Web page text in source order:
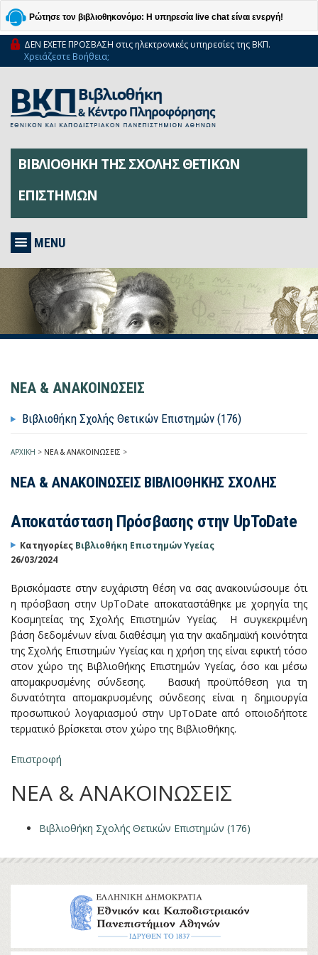
Ρώτησε τον βιβλιοθηκονόμο: Η υπηρεσία live chat είναι ενεργή!
ΔΕΝ ΕΧΕΤΕ ΠΡΟΣΒΑΣΗ στις ηλεκτρονικές υπηρεσίες της ΒΚΠ.
Χρειάζεστε Βοήθεια;
ΒΙΒΛΙΟΘΗΚΗ ΤΗΣ ΣΧΟΛΗΣ ΘΕΤΙΚΩΝ
ΕΠΙΣΤΗΜΩΝ
MENU
ΝΕΑ & ΑΝΑΚΟΙΝΩΣΕΙΣ
Βιβλιοθήκη Σχολής Θετικών Επιστημών (176)
ΑΡΧΙΚΗ > ΝΕΑ & ΑΝΑΚΟΙΝΩΣΕΙΣ >
ΝΕΑ & ΑΝΑΚΟΙΝΩΣΕΙΣ ΒΙΒΛΙΟΘΗΚΗΣ ΣΧΟΛΗΣ
Αποκατάσταση Πρόσβασης στην UpToDate
Κατηγορίες Βιβλιοθήκη Επιστημών Υγείας
26/03/2024
Βρισκόμαστε στην ευχάριστη θέση να σας ανακοινώσουμε ότι
η πρόσβαση στην UpToDate αποκαταστάθηκε με χορηγία της
Κοσμητείας της Σχολής Επιστημών Υγείας. Η συγκεκριμένη
βάση δεδομένων είναι διαθέσιμη για την ακαδημαϊκή κοινότητα
της Σχολής Επιστημών Υγείας και η χρήση της είναι εφικτή τόσο
στον χώρο της Βιβλιοθήκης Επιστημών Υγείας, όσο και μέσω
απομακρυσμένης σύνδεσης. Βασική προϋπόθεση για τη
δυνατότητα απομακρυσμένης σύνδεσης είναι η δημιουργία
προσωπικού λογαριασμού στην UpToDate από οποιοδήποτε
τερματικό βρίσκεται στον χώρο της Βιβλιοθήκης.
Επιστροφή
ΝΕΑ & ΑΝΑΚΟΙΝΩΣΕΙΣ
Βιβλιοθήκη Σχολής Θετικών Επιστημών (176)